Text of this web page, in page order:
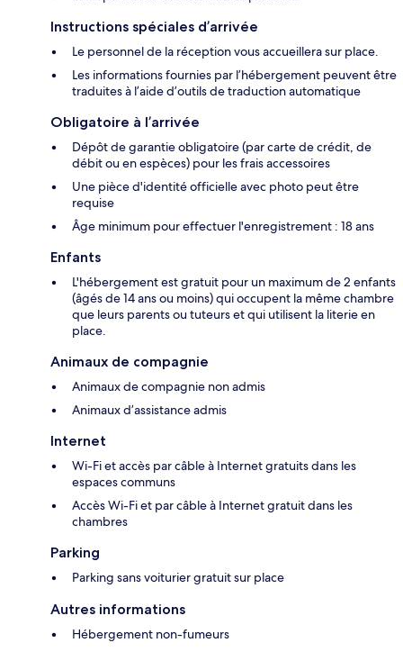
Instructions spéciales d’arrivée
Le personnel de la réception vous accueillera sur place.
Les informations fournies par l’hébergement peuvent être
traduites à l’aide d’outils de traduction automatique
Obligatoire à l’arrivée
Dépôt de garantie obligatoire (par carte de crédit, de
débit ou en espèces) pour les frais accessoires
Une pièce d'identité officielle avec photo peut être
requise
Âge minimum pour effectuer l'enregistrement : 18 ans
Enfants
L'hébergement est gratuit pour un maximum de 2 enfants
(âgés de 14 ans ou moins) qui occupent la même chambre
que leurs parents ou tuteurs et qui utilisent la literie en
place.
Animaux de compagnie
Animaux de compagnie non admis
Animaux d’assistance admis
Internet
Wi-Fi et accès par câble à Internet gratuits dans les
espaces communs
Accès Wi-Fi et par câble à Internet gratuit dans les
chambres
Parking
Parking sans voiturier gratuit sur place
Autres informations
Hébergement non-fumeurs